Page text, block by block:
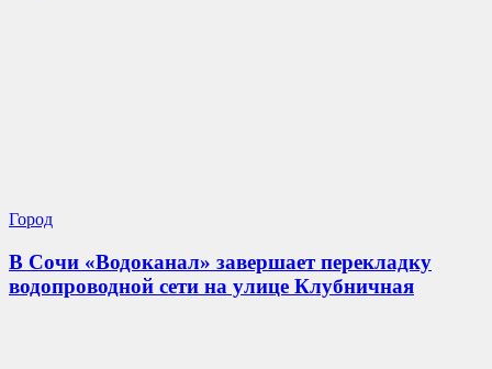
Город
В Сочи «Водоканал» завершает перекладку
водопроводной сети на улице Клубничная